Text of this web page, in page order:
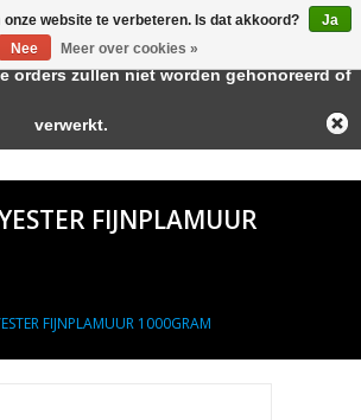
FIJNPLAMUUR
FIJNPLAMUUR 1000GRAM
website te verbeteren. Is dat akkoord?
Ja
Nee
Meer over cookies »
backofficeDeze winkel is in aanbouw.
orders zullen niet worden gehonoreerd of
verwerkt.